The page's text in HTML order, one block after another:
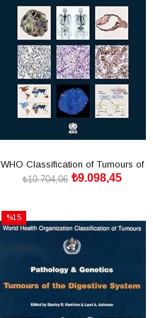
WHO Classification of Tumours of
the Urinary Syste
₺9.098,45
₺10.704,06
%15
İndirim